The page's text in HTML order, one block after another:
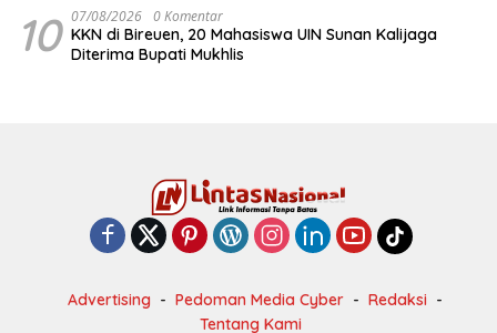
10 07/08/2026 0 Komentar
KKN di Bireuen, 20 Mahasiswa UIN Sunan Kalijaga
Advertising Pedoman Media Cyber
Redaksi
Tentang Kami